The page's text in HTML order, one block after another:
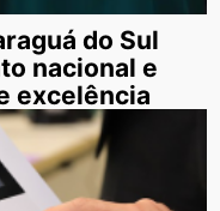
do Sul
nacional e
excelência